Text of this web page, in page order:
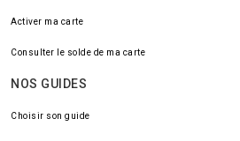
Activer ma carte
Consulter le solde de ma carte
NOS GUIDES
Choisir son guide